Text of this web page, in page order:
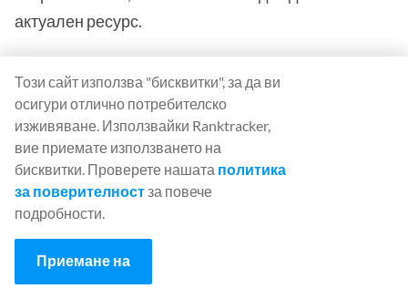
актуален ресурс.
2. Усъвършенстване на SEO
оптимизацията на страница за
сайтове на криптоказина
SEO оптимизацията на страница е от съществено
значение, за да може съдържанието ви да се
съдържание няма да има достатъчно добри
резултати, ако не е оптимизирано за търсачките и
Този сайт използва "бисквитки", за да ви
осигури отлично потребителско
изживяване. Използвайки Ranktracker,
вие приемате използването на
бисквитки. Проверете нашата политика
за поверителностза повече
подробности.
Приемане на